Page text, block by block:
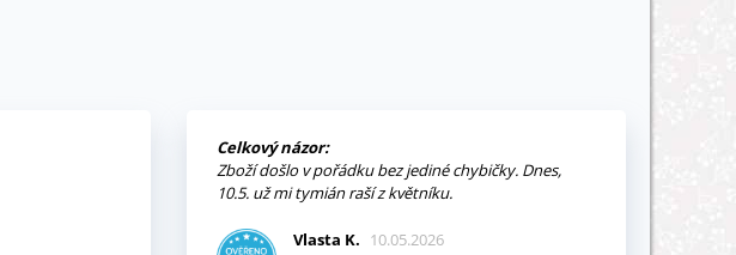
Celkový názor:
Zboží došlo v pořádku bez jediné chybičky. Dnes,
10.5. už mi tymián raší z květníku.
Vlasta K. 10.05.2026